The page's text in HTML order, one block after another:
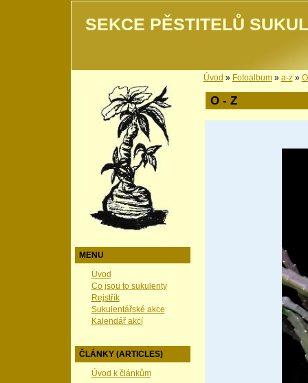
SEKCE PĚSTITELŮ
MENU
Úvod
Co jsou to sukulenty
Rejstřík
Sukulentářské akce
Kalendář akcí
ČLÁNKY (ARTICLES)
Úvod k článkům
Úvod » Fotoalbum» a-z»
O - Z